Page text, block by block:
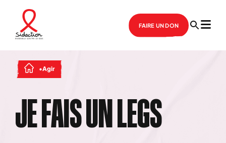
FAIRE UN DON
Agir
JE FAIS UN LEGS